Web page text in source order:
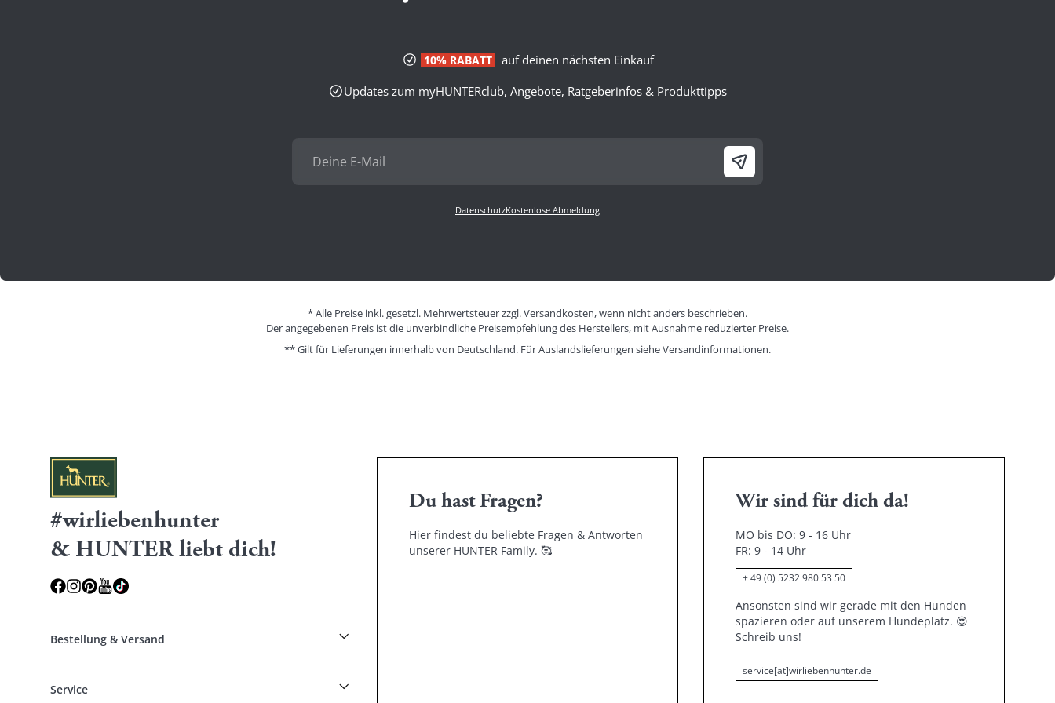
10% RABATT
auf deinen nächsten Einkauf
Updates zum myHUNTERclub, Angebote, Ratgeberinfos & Produkttipps
DatenschutzKostenlose Abmeldung
* Alle Preise inkl. gesetzl. Mehrwertsteuer zzgl. Versandkosten, wenn nicht anders beschrieben.
Der angegebenen Preis ist die unverbindliche Preisempfehlung des Herstellers, mit Ausnahme reduzierter Preise.
** Gilt für Lieferungen innerhalb von Deutschland. Für Auslandslieferungen sieheVersandinformationen.
#wirliebenhunter
& HUNTER liebt dich!
Bestellung & Versand
Specials für Hundeprofis
Service
Du hast Fragen?
Hier findest du beliebte Fragen & Antworten
unserer HUNTER Family. 🥰
Wir sind für dich da!
MO bis DO: 9 - 16 Uhr
FR: 9 - 14 Uhr
+ 49 (0) 5232 980 53 50
Ansonsten sind wir gerade mit den Hunden
spazieren oder auf unserem Hundeplatz. 😍
Schreib uns!
service[at]wirliebenhunter.de